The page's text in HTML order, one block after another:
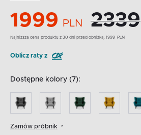
1999 PLN 2339
Najnizsza cena produktu z 30 dni przed obniżką: 1999 PLN
Oblicz raty z
Dostępne kolory (7):
Zamów próbnik